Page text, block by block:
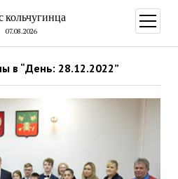
кольчугинца
07.08.2026
меню
в “День: 28.12.2022”